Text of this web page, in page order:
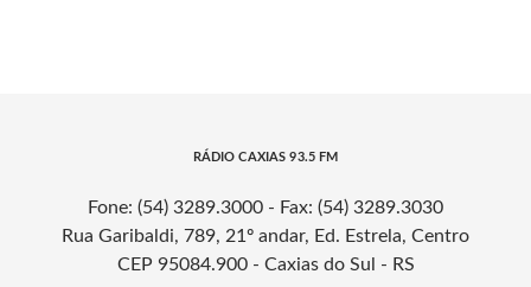
RÁDIO CAXIAS 93.5 FM
Fone: (54) 3289.3000 - Fax: (54) 3289.3030
Rua Garibaldi, 789, 21º andar, Ed. Estrela, Centro
CEP 95084.900 - Caxias do Sul - RS